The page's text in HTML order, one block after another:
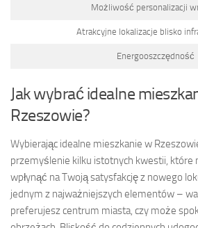
Możliwość personalizacji
Atrakcyjne lokalizacje blisko
Energooszczędność
Jak wybrać idealne
Rzeszowie?
Wybierając idealne mieszkanie w
przemyślenie kilku istotnych kwestii, które
wpłynąć na Twoją satysfakcję z nowego
jednym z najważniejszych elementów –
preferujesz centrum miasta, czy może